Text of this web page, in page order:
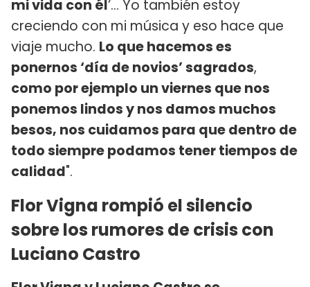
mi vida con él’... Yo también estoy
creciendo con mi música y eso hace que
viaje mucho. Lo que hacemos es
ponernos ‘día de novios’ sagrados,
como por ejemplo un viernes que nos
ponemos lindos y nos damos muchos
besos, nos cuidamos para que dentro de
todo siempre podamos tener tiempos de
calidad".
Flor Vigna rompió el silencio
sobre los rumores de crisis con
Luciano Castro